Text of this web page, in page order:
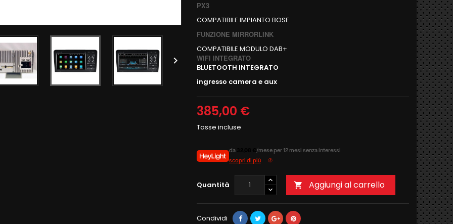

PX3
COMPATIBILE IMPIANTO BOSE
FUNZIONE MIRRORLINK
COMPATIBILE MODULO DAB+
WIFI INTEGRATO
BLUETOOTH INTEGRATO
ingresso camera e aux
385,00 €
Tasse incluse
da
/mese per 12 mesi senza interessi
scopri di più
Quantità  Aggiungi al carrello
Condividi